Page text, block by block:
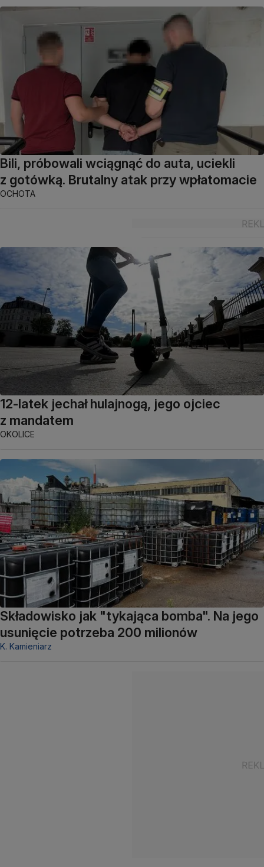
Bili, próbowali wciągnąć do auta, uciekli
z gotówką. Brutalny atak przy wpłatomacie
OCHOTA
12-latek jechał hulajnogą, jego ojciec
z mandatem
OKOLICE
Składowisko jak "tykająca bomba". Na jego
usunięcie potrzeba 200 milionów
K. Kamieniarz